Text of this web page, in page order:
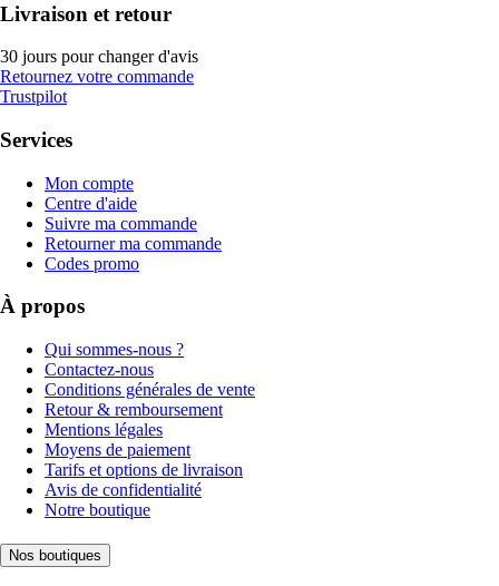
Livraison et retour
30 jours pour changer d'avis
Retournez votre commande
Trustpilot
Services
Mon compte
Centre d'aide
Suivre ma commande
Retourner ma commande
Codes promo
À propos
Qui sommes-nous ?
Contactez-nous
Conditions générales de vente
Retour & remboursement
Mentions légales
Moyens de paiement
Tarifs et options de livraison
Avis de confidentialité
Notre boutique
Nos boutiques